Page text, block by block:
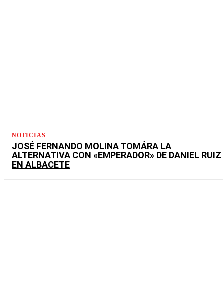
NOTICIAS
JOSÉ FERNANDO MOLINA TOMÁRA LA
ALTERNATIVA CON «EMPERADOR» DE DANIEL RUIZ
EN ALBACETE